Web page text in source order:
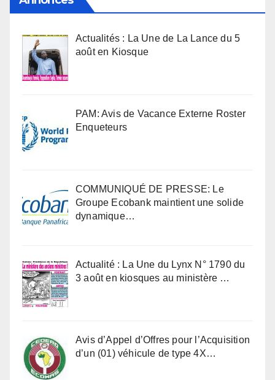
Actualités : La Une de La Lance du 5
août en Kiosque
PAM: Avis de Vacance Externe Roster
Enqueteurs
COMMUNIQUÉ DE PRESSE: Le
Groupe Ecobank maintient une solide
dynamique…
Actualité : La Une du Lynx N° 1790 du
3 août en kiosques au ministère …
Avis d’Appel d’Offres pour l’Acquisition
d’un (01) véhicule de type 4X…